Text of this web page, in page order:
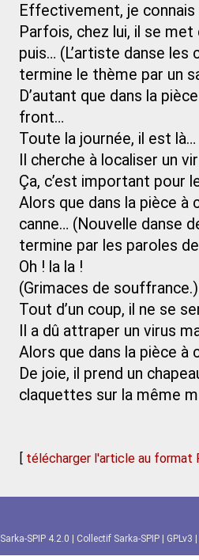
Effectivement, je
Parfois, chez lui, il se
puis… (L’artiste danse
termine le thème par un
D’autant que dans la
front…
Toute la journée, il est
Il cherche à localiser un
Ça, c’est important pour
Alors que dans la pièce à
canne… (Nouvelle danse
termine par les paroles
Oh ! la la !
(Grimaces de souffrance.)
Tout d’un coup, il ne se
Il a dû attraper un virus
Alors que dans la pièce à
De joie, il prend un
claquettes sur la même
[ télécharger l'article au format
Sarka-SPIP 4.2.0 Collectif Sarka-SPIP GPLv3